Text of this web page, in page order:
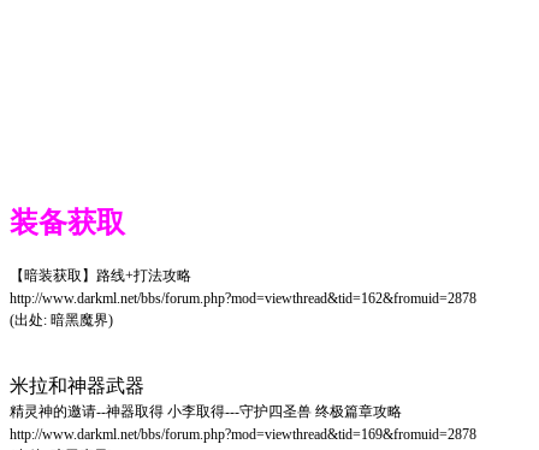
装备获取
【暗装获取】路线+打法攻略
http://www.darkml.net/bbs/forum.php?mod=viewthread&tid=162&fromuid=2878
(出处: 暗黑魔界)
米拉和神器武器
精灵神的邀请--神器取得 小李取得---守护四圣兽 终极篇章攻略
http://www.darkml.net/bbs/forum.php?mod=viewthread&tid=169&fromuid=2878